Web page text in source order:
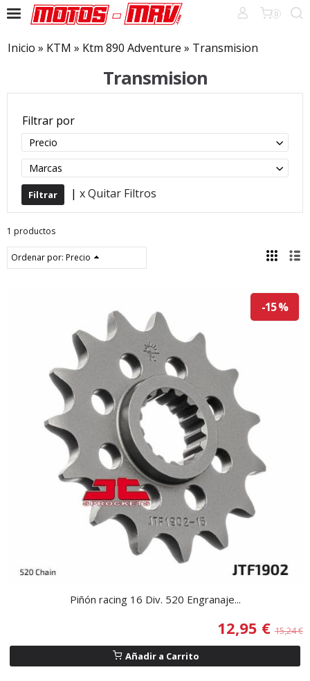
0
Inicio » KTM » Ktm 890 Adventure » Transmision
Transmision
Filtrar por
Precio
Marcas
| x Quitar Filtros
1 productos
Ordenar por: Precio
-15 %
Piñón racing 16 Div. 520 Engranaje...
12,95 € 15,24 €
Añadir a Carrito